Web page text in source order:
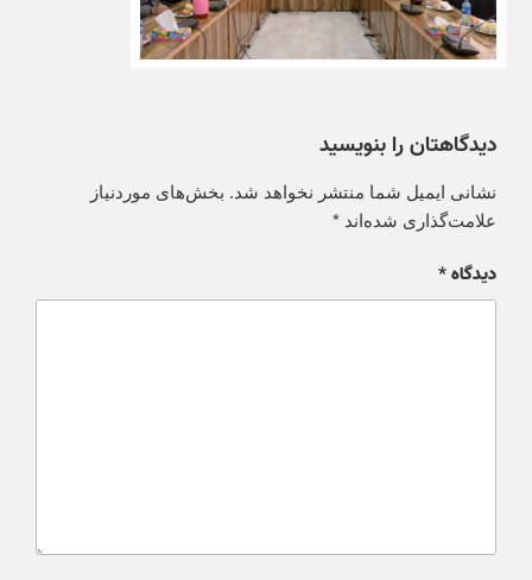
دیدگاهتان را بنویسید
نشانی ایمیل شما منتشر نخواهد شد. بخش‌های موردنیاز
علامت‌گذاری شده‌اند *
دیدگاه*